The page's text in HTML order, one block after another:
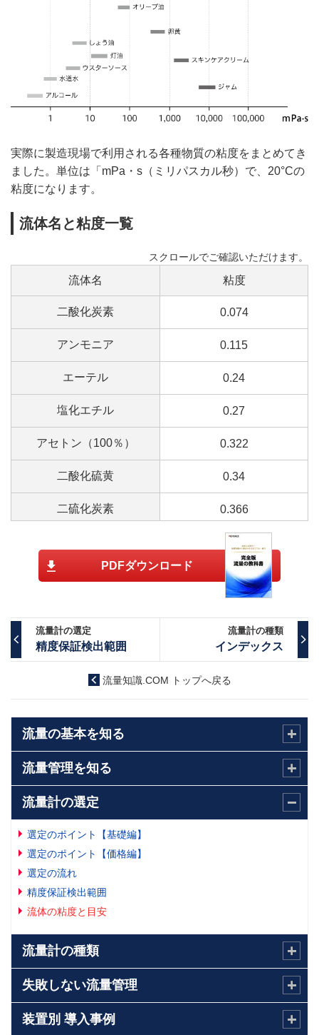
実際に製造現場で利用される各種物質の粘度をまとめてき
ました。単位は「mPa・s（ミリパスカル秒）で、20°Cの
粘度になります。
流体名と粘度一覧
流体名 粘度
二酸化炭素 0.074
アンモニア 0.115
エーテル 0.24
塩化エチル 0.27
アセトン（100％） 0.322
二酸化硫黄 0.34
二硫化炭素 0.366
0.381
0.449
オクタン 0.56
トルエン 0.586
（100％）
クロロホルム 0.63
四塩化炭素 0.97
クロルベンゼン 1.01
水
（100％）
ニトロベンゼン
塩酸（31.5％）
PDFダウンロード
流量計の選定
精度保証検出範囲
流量計の種類
インデックス
流量知識.COM トップへ戻る
流量の基本を知る
流量管理を知る
流量計の選定
選定のポイント【基礎編】
選定のポイント【価格編】
選定の流れ
精度保証検出範囲
流体の粘度と目安
流量計の種類
失敗しない流量管理
装置別 導入事例